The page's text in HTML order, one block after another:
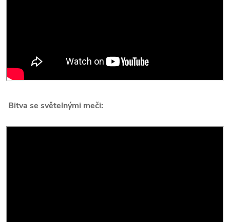
Bitva se světelnými meči: